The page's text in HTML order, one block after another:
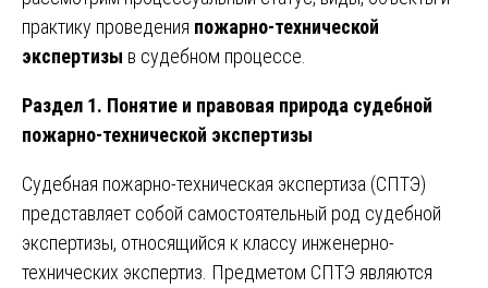
практику проведения пожарно-технической
экспертизы в судебном процессе.
Раздел 1. Понятие и правовая природа судебной
пожарно-технической экспертизы
Судебная пожарно-техническая экспертиза (СПТЭ)
представляет собой самостоятельный род судебной
экспертизы, относящийся к классу инженерно-
технических экспертиз. Предметом СПТЭ являются